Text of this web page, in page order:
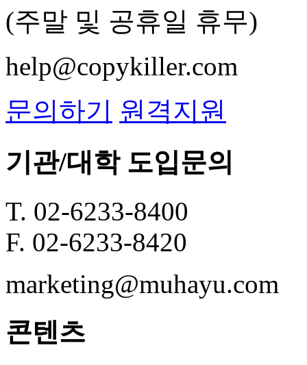
(주말 및 공휴일 휴무)
help@copykiller.com
문의하기 원격지원
기관/대학 도입문의
T. 02-6233-8400
F. 02-6233-8420
marketing@muhayu.com
콘텐츠